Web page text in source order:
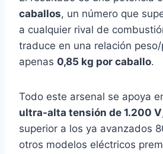
caballos, un número que
a cualquier rival de
traduce en una relación
apenas 0,85 kg por caballo.
Todo este arsenal se apoya
ultra-alta tensión de 1.200 V
superior a los ya avanzados
otros modelos eléctricos